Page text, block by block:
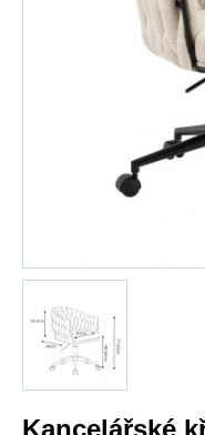
Kancelářské